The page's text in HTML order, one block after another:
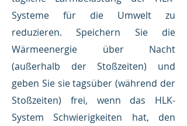
Systeme für die Umwelt zu
reduzieren. Speichern Sie die
Wärmeenergie über Nacht
(außerhalb der Stoßzeiten) und
geben Sie sie tagsüber (während der
Stoßzeiten) frei, wenn das HLK-
System Schwierigkeiten hat, den